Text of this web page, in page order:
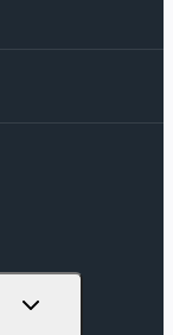
Untermenü